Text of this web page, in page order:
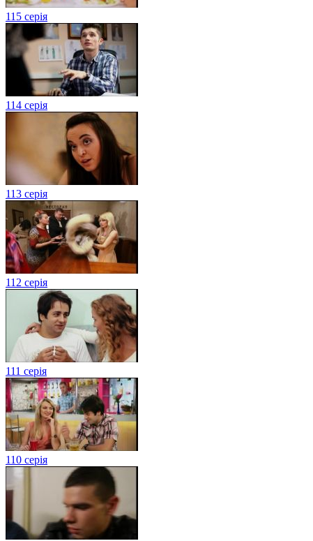
115 серія
114 серія
113 серія
112 серія
111 серія
110 серія